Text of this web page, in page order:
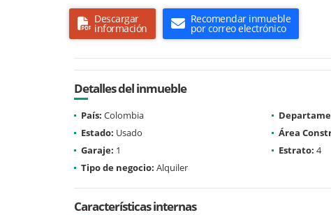
Descargar
información
Recomendar inmueble
por correo electrónico
Detalles del inmueble
País: Colombia
Estado: Usado Área
Garaje: 1 Estrato: 4
Tipo de negocio: Alquiler
Características internas